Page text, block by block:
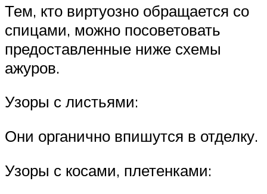
Тем, кто виртуозно обращается со
спицами, можно посоветовать
предоставленные ниже схемы
ажуров.
Узоры с листьями:
Они органично впишутся в отделку.
Узоры с косами, плетенками: